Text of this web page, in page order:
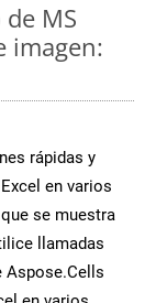
MS
imagen:
rápidas y
en varios
se muestra
llamadas
Aspose.Cells